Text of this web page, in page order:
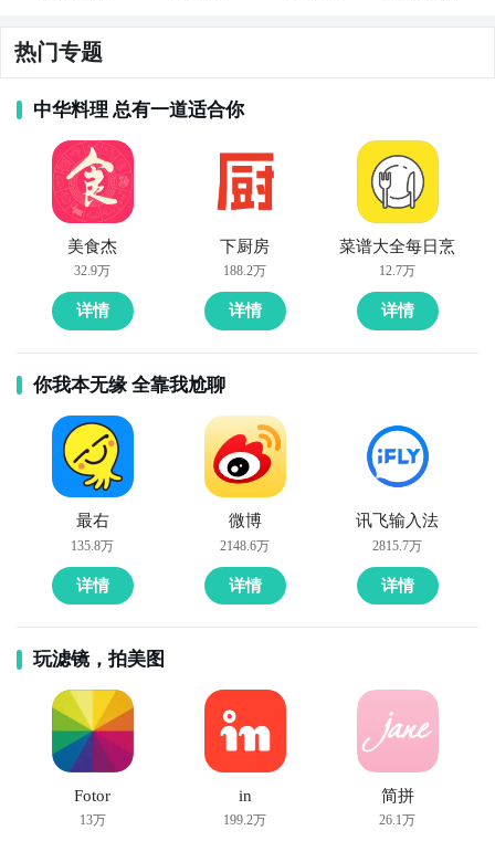
热门专题
中华料理 总有一道适合你
美食杰
32.9万
详情
下厨房
188.2万
详情
菜谱大全每日烹
12.7万
详情
你我本无缘 全靠我尬聊
最右
135.8万
详情
微博
2148.6万
详情
讯飞输入法
2815.7万
详情
玩滤镜，拍美图
Fotor
13万
in
199.2万
简拼
26.1万